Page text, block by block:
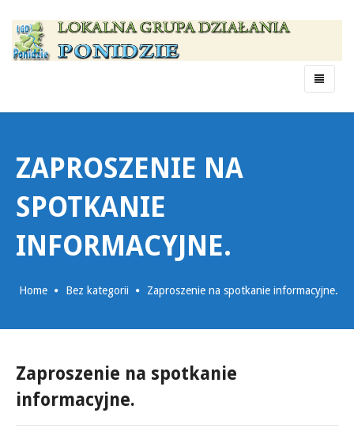
Menu
ZAPROSZENIE NA
SPOTKANIE
INFORMACYJNE.
Home Bez kategorii Zaproszenie na spotkanie informacyjne.
Zaproszenie na spotkanie
informacyjne.